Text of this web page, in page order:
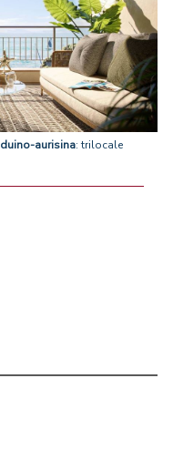
duino-aurisina: trilocale